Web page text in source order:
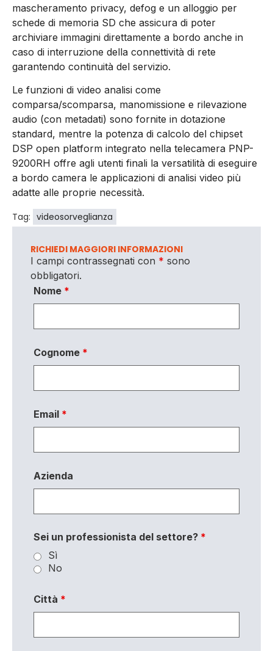
mascheramento privacy, defog e un alloggio per
schede di memoria SD che assicura di poter
archiviare immagini direttamente a bordo anche in
caso di interruzione della connettività di rete
garantendo continuità del servizio.
Le funzioni di video analisi come
comparsa/scomparsa, manomissione e rilevazione
audio (con metadati) sono fornite in dotazione
standard, mentre la potenza di calcolo del chipset
DSP open platform integrato nella telecamera PNP-
9200RH offre agli utenti finali la versatilità di eseguire
a bordo camera le applicazioni di analisi video più
adatte alle proprie necessità.
Tag: videosorveglianza
RICHIEDI MAGGIORI INFORMAZIONI
I campi contrassegnati con * sono
obbligatori.
Nome *
Cognome *
Email *
Azienda
Sei un professionista del settore? *
Sì
No
Città *